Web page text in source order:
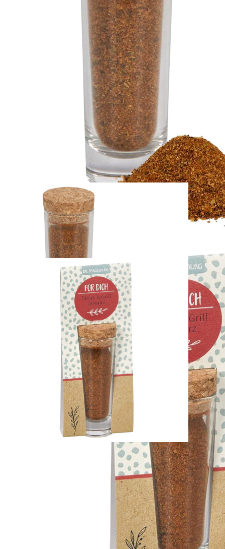
Zum Anfang der Bildergalerie springen
71010236
Steak & Grill Gewürz
(Gewürz im Glas)
8,95 €
Grundpreis: 308,62€/kg inkl. MwSt. zzgl. Versand
Zum Warenkorb hinzufügen
Zur Wunschliste hinzufügen
Verfügbare Menge: 6
Das Steak- und Grill-Gewürz von Die Spiegelburg ist der perfekte
Begleiter für alle, die den aromatischen Geschmack von Grill- und
Fleischgerichten lieben. Diese sorgfältig abgestimmte
Gewürzmischung wird von Hand in Österreich verpackt und bietet
ein aromatisches Zusammenspiel aus Meersalz, Paprika, Pfeffer,
Senf, Zwiebel, Knoblauch, Kümmel, Oregano und Petersilie. Die
Zutaten sorgen für eine ausgewogene Würze, die jedes Steak, jeden
Burger oder andere Leckereien zum geschmacklichen Highlight